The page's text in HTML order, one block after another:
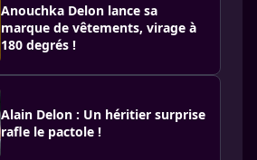
Anouchka Delon lance sa
marque de vêtements, virage à
180 degrés !
Alain Delon : Un héritier surprise
rafle le pactole !